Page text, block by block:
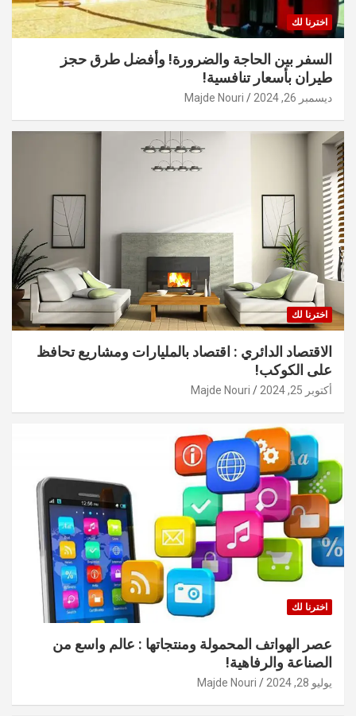
اخترنا لك
السفر بين الحاجة والضرورة! وأفضل طرق حجز
طيران بأسعار تنافسية!
ديسمبر 26, 2024 Majde Nouri
اخترنا لك
الاقتصاد الدائري : اقتصاد بالمليارات ومشاريع تحافظ
على الكوكب!
أكتوبر 25, 2024 Majde Nouri
اخترنا لك
عصر الهواتف المحمولة ومنتجاتها : عالم واسع من
الصناعة والرفاهية!
يوليو 28, 2024 Majde Nouri